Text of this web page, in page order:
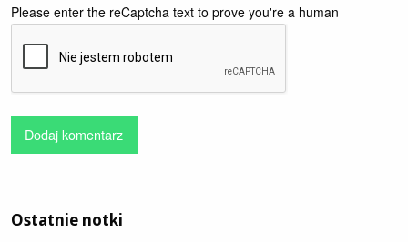
Please enter the reCaptcha text to prove you're a human
Dodaj komentarz
Ostatnie notki